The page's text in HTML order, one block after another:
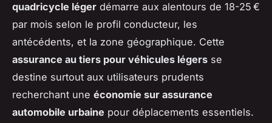
quadricycle léger démarre aux alentours de 18-25 €
par mois selon le profil conducteur, les
antécédents, et la zone géographique. Cette
assurance au tiers pour véhicules légers se
destine surtout aux utilisateurs prudents
recherchant une économie sur assurance
automobile urbaine pour déplacements essentiels.